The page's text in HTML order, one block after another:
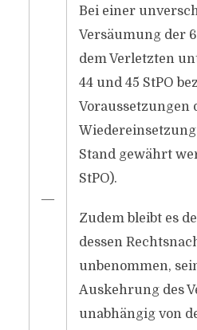
―
Bei einer
Versäumung der
dem Verletzten
44 und 45 StPO
Voraussetzungen
Stand gewährt
StPO).
Zudem bleibt es
dessen
unbenommen,
Auskehrung des
unabhängig von